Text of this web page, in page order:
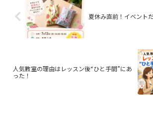
夏休み直前！イベント
人気教室の理由はレッスン後“ひと手間”にあ
った！